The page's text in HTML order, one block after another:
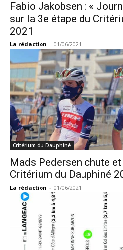
Fabio Jakobsen : «
sur la 3e étape du
2021
La rédaction - 01/06/2021
Critérium du Dauphiné
Mads Pedersen chute
Critérium du Dauphiné
La rédaction - 01/06/2021